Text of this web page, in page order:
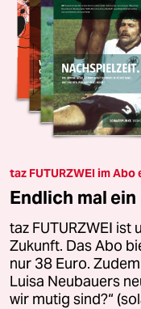
taz FUTURZWEI im
Endlich mal
taz FUTURZWEI ist
Zukunft. Das Abo
nur 38 Euro.
Luisa Neubauers
wir mutig sind?“